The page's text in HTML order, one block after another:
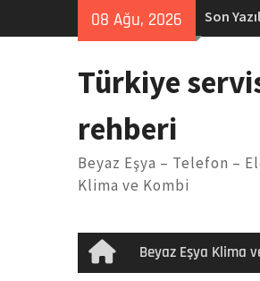
08 Ağu, 2026 Son
Türkiye
rehberi
Beyaz Eşya – Telefon –
Klima ve Kombi
HomeBeyaz Eşya Klima